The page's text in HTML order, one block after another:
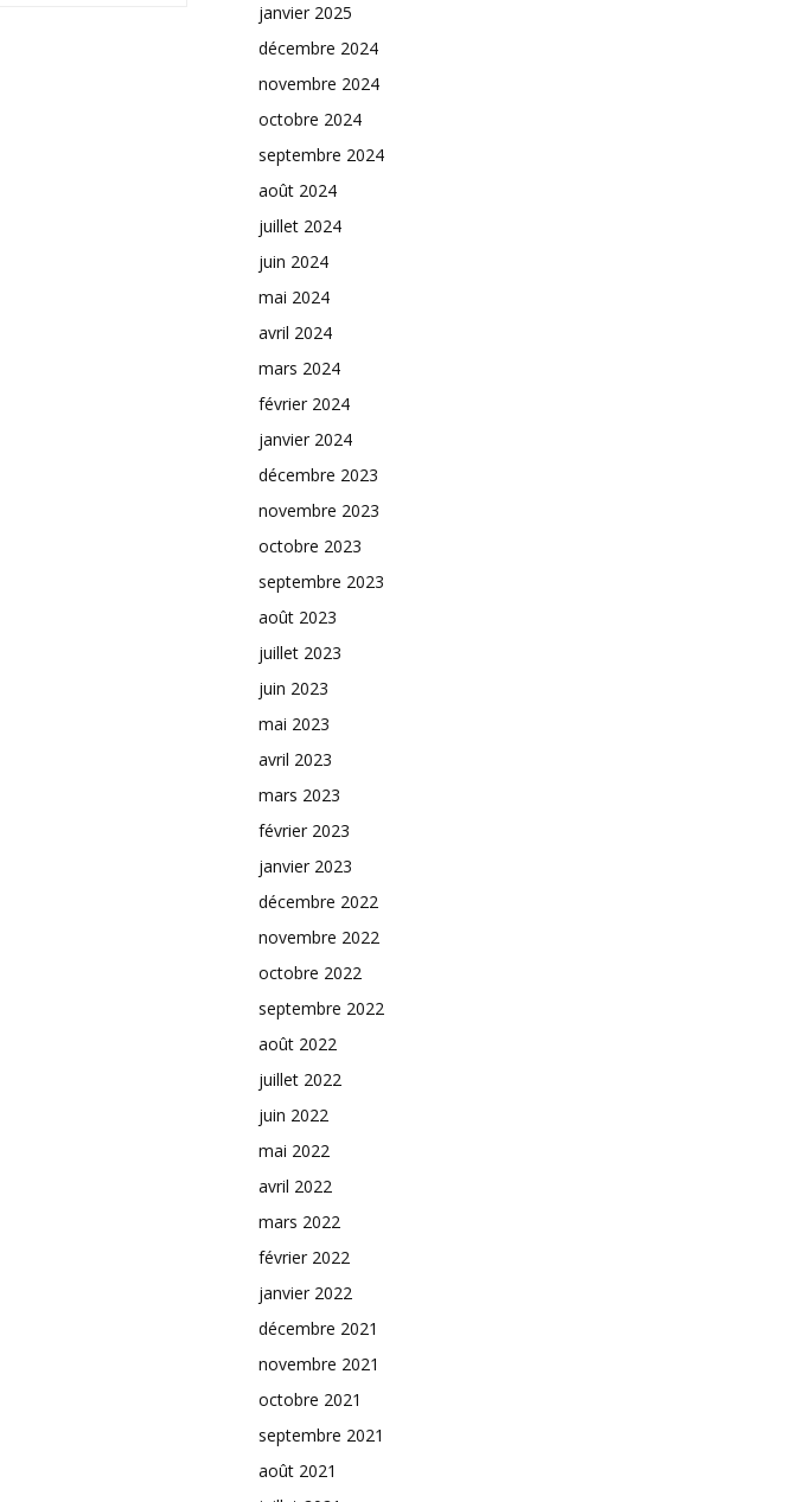
janvier 2025
décembre 2024
novembre 2024
octobre 2024
septembre 2024
août 2024
juillet 2024
juin 2024
mai 2024
avril 2024
mars 2024
février 2024
janvier 2024
décembre 2023
novembre 2023
octobre 2023
septembre 2023
août 2023
juillet 2023
juin 2023
mai 2023
avril 2023
mars 2023
février 2023
janvier 2023
décembre 2022
novembre 2022
octobre 2022
septembre 2022
août 2022
juillet 2022
juin 2022
mai 2022
avril 2022
mars 2022
février 2022
janvier 2022
décembre 2021
novembre 2021
octobre 2021
septembre 2021
août 2021